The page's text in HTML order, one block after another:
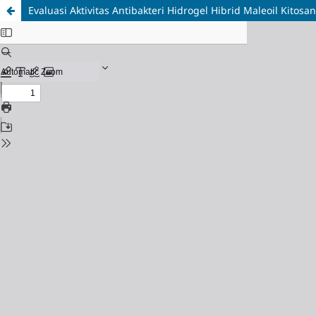
Evaluasi Aktivitas Antibakteri Hidrogel Hibrid Maleoil